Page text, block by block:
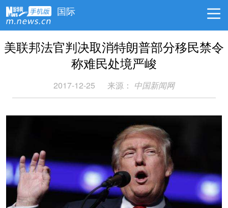
国际
美联邦法官判决取消特朗普部分移民禁令
称难民处境严峻
2017-12-25 来源： 中国新闻网